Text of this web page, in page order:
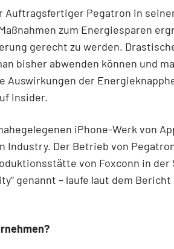
Auftragsfertiger Pegatron in
zum Energiesparen
gerecht zu werden.
bisher abwenden können und
Auswirkungen der
Insider.
iPhone-Werk von
Industry. Der Betrieb von
von Foxconn in der
genannt – laufe laut dem